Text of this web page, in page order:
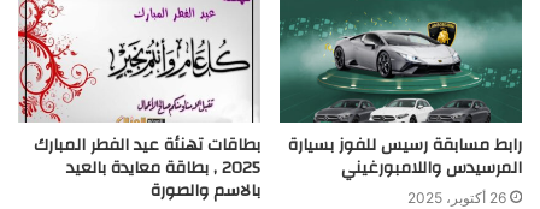
رابط مسابقة رسيس للفوز بسيارة
المرسيدس واللامبورغيني
26 أكتوبر، 2025
بطاقات تهنئة عيد الفطر المبارك
2025 , بطاقة معايدة بالعيد
بالاسم والصورة